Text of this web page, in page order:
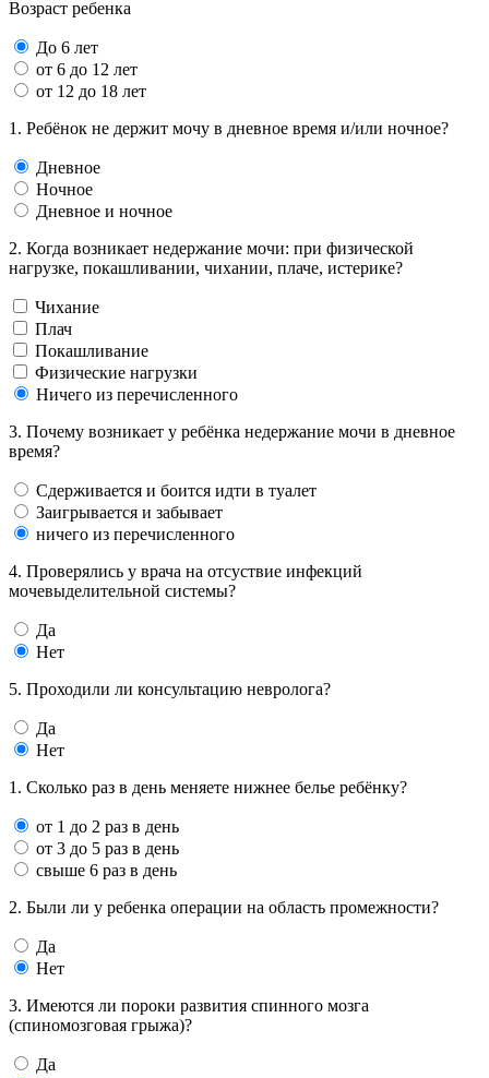
Возраст ребенка
До 6 лет
от 6 до 12 лет
от 12 до 18 лет
1. Ребёнок не держит мочу в дневное время и/или ночное?
Дневное
Ночное
Дневное и ночное
2. Когда возникает недержание мочи: при физической
нагрузке, покашливании, чихании, плаче, истерике?
Чихание
Плач
Покашливание
Физические нагрузки
Ничего из перечисленного
3. Почему возникает у ребёнка недержание мочи в дневное
время?
Сдерживается и боится идти в туалет
Заигрывается и забывает
ничего из перечисленного
4. Проверялись у врача на отсуствие инфекций
мочевыделительной системы?
Да
Нет
5. Проходили ли консультацию невролога?
Да
Нет
1. Сколько раз в день меняете нижнее белье ребёнку?
от 1 до 2 раз в день
от 3 до 5 раз в день
свыше 6 раз в день
2. Были ли у ребенка операции на область промежности?
Да
Нет
3. Имеются ли пороки развития спинного мозга
(спиномозговая грыжа)?
Да